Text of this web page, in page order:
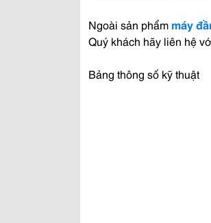
Ngoài sản phẩm máy
Quý khách hãy liên hệ
Bảng thông số kỹ thuật